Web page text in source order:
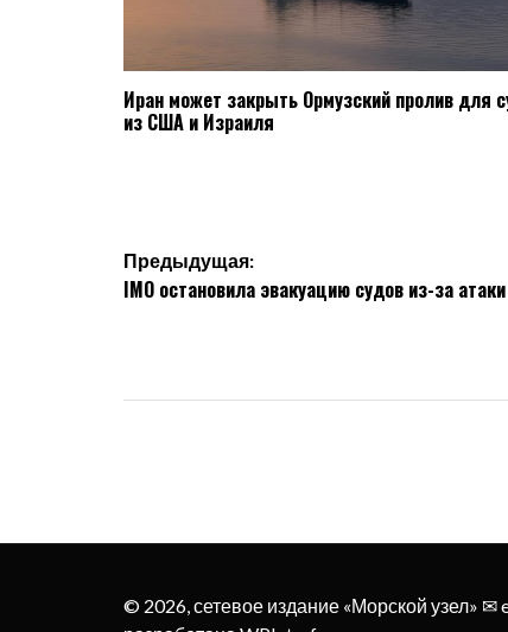
Иран может закрыть Ормузский пролив для
из США и Израиля
Навигация
Предыдущая:
IMO остановила эвакуацию судов из-за
© 2026, сетевое издание «Морской узел»